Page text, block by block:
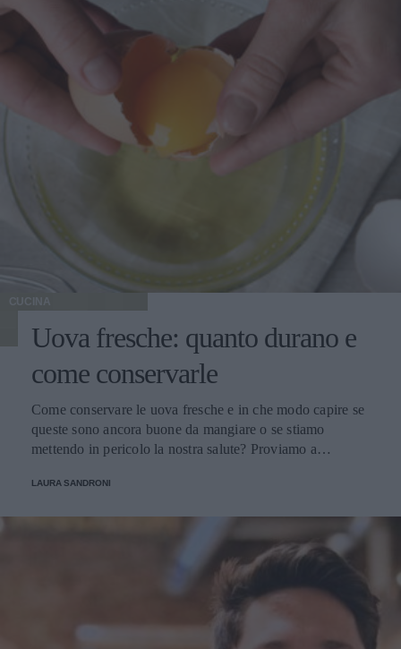
CUCINA
Uova fresche: quanto durano e
come conservarle
Come conservare le uova fresche e in che modo capire se
queste sono ancora buone da mangiare o se stiamo
mettendo in pericolo la nostra salute? Proviamo a
LAURA SANDRONI